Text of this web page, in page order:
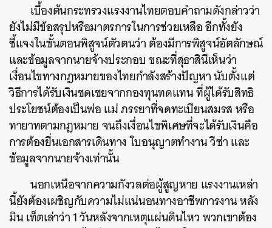
เบื้องต้นกระทรวงแรงงานไทยตอบคำถามดังกล่าวว่า
ยังไม่มีข้อสรุปหรือมาตรการในการช่วยเหลือ อีกทั้งยัง
ชี้แจงในขั้นตอนพิสูจน์ตัวตนว่า ต้องมีการพิสูจน์อัตลักษณ์
และข้อมูลจากนายจ้างประกอบ ขณะที่สุธาสินีเห็นว่า
เงื่อนไขทางกฎหมายของไทยกำลังสร้างปัญหา นับตั้งแต่
วิธีการได้รับเงินชดเชยจากกองทุนทดแทน ที่ผู้ได้รับสิทธิ
ประโยชน์ต้องเป็นพ่อ แม่ ภรรยาที่จดทะเบียนสมรส หรือ
ทายาทตามกฎหมาย จนถึงเงื่อนไขพิเศษที่จะได้รับเงินคือ
การต้องยื่นเอกสารเดินทาง ใบอนุญาตทำงาน วีซ่า และ
ข้อมูลจากนายจ้างเท่านั้น
นอกเหนือจากความกังวลต่อผู้สูญหาย แรงงานเหล่า
นี้ยังต้องเผชิญกับความไม่แน่นอนทางอาชีพการงาน หลัง
มิน เท็ตเล่าว่า 1 วันหลังจากเหตุแผ่นดินไหว พวกเขาต้อง